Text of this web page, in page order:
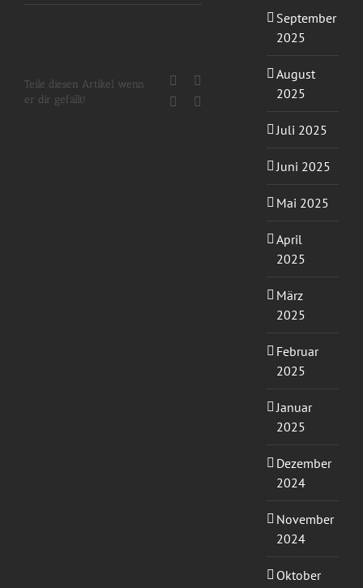
Teile diesen Artikel wenn
er dir gefällt!
Facebook
WhatsApp
September
2025
August
2025
Juli 2025
Juni 2025
Mai 2025
April
2025
März
2025
Februar
2025
Januar
2025
Dezember
2024
November
2024
Oktober